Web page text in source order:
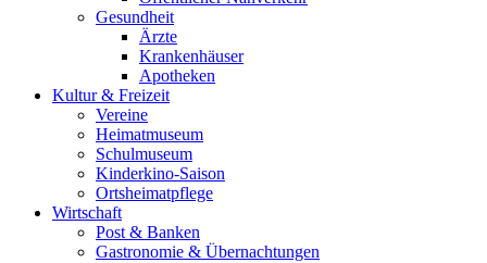
Gesundheit
Ärzte
Krankenhäuser
Apotheken
Kultur & Freizeit
Vereine
Heimatmuseum
Schulmuseum
Kinderkino-Saison
Ortsheimatpflege
Wirtschaft
Post & Banken
Gastronomie & Übernachtungen